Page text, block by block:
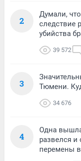
2
Думали,
следствие
убийства
39 572
3
Тюмени.
34 676
4
Одна
развелся
перемены